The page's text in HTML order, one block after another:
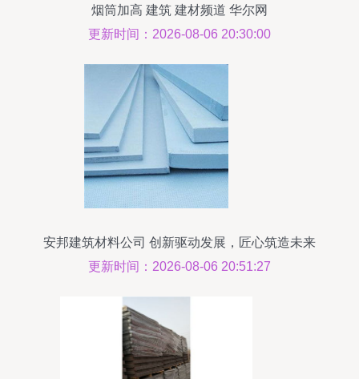
烟筒加高 建筑 建材频道 华尔网
更新时间：2026-08-06 20:30:00
安邦建筑材料公司 创新驱动发展，匠心筑造未来
更新时间：2026-08-06 20:51:27